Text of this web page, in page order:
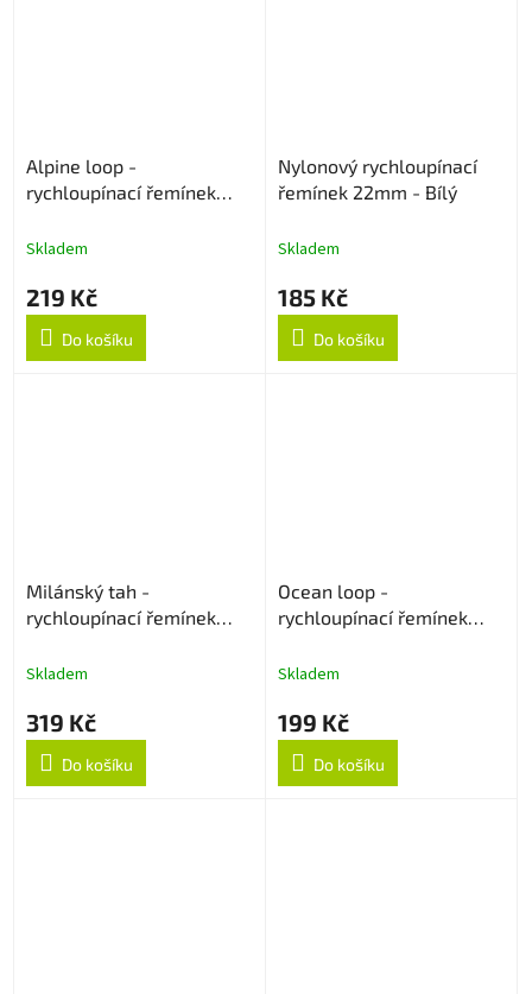
Alpine loop -
rychloupínací řemínek
Skladem
219 Kč
Do košíku
Nylonový rychloupínací
řemínek 22mm - Bílý
Skladem
185 Kč
Do košíku
Milánský tah -
rychloupínací řemínek
Skladem
319 Kč
Do košíku
Ocean loop -
rychloupínací řemínek
Skladem
199 Kč
Do košíku